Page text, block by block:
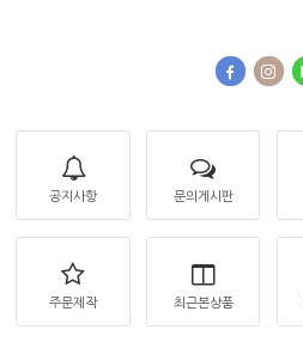
공지사항 문의게시판
주문제작 최근본상품